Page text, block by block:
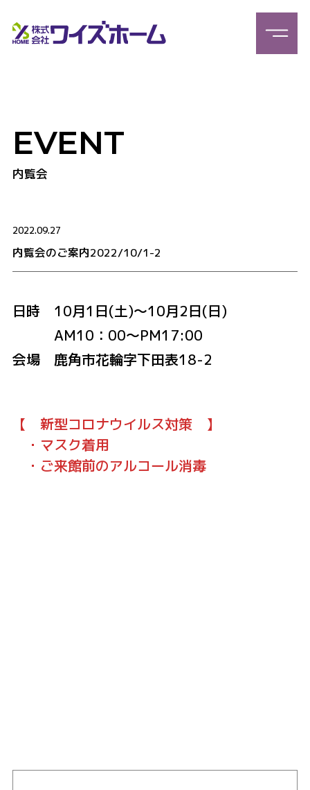
EVENT
内覧会
2022.09.27
内覧会のご案内2022/10/1-2
日時 10月1日(土)～10月2日(日)
AM10：00～PM17:00
会場 鹿角市花輪字下田表18-2
【 新型コロナウイルス対策 】
・マスク着用
・ご来館前のアルコール消毒